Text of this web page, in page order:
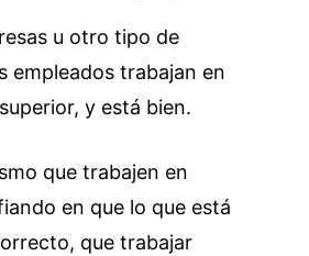
u otro tipo de
empleados trabajan en
y está bien.
que trabajen en
en que lo que está
que trabajar